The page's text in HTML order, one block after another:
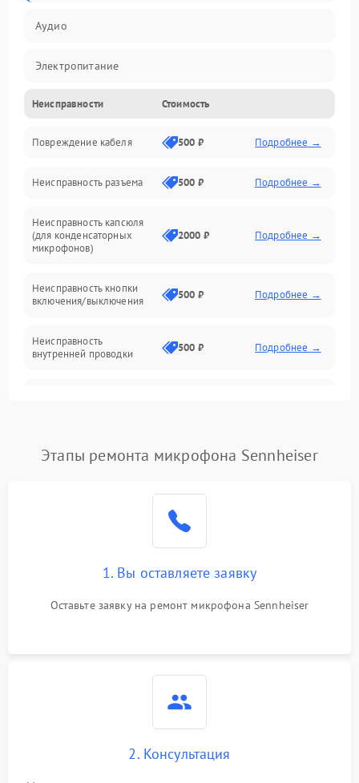
Аудио
Электропитание
Интерфейсы
Капсюль
Механические повреждения
Аксессуары
Неисправности Стоимость
Повреждение кабеля 500 ₽ Подробнее →
Неисправность разъема 500 ₽ Подробнее →
Неисправность капсюля
(для конденсаторных
микрофонов)
2000 ₽ Подробнее →
Неисправность кнопки
включения/выключения
500 ₽ Подробнее →
Неисправность
внутренней проводки
500 ₽ Подробнее →
Поломка батарейного
отсека (для беспроводных
1000 ₽ Подробнее →
1000 ₽
Неисправность модуля
беспроводных
Этапы ремонта микрофона Sennheiser
1. Вы оставляете заявку
Оставьте заявку на ремонт микрофона Sennheiser
2. Консультация